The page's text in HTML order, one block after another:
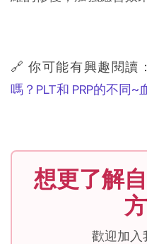
🔗 你可能有興趣閱讀：
嗎？PLT和 PRP的不同
想更了解
歡迎加入